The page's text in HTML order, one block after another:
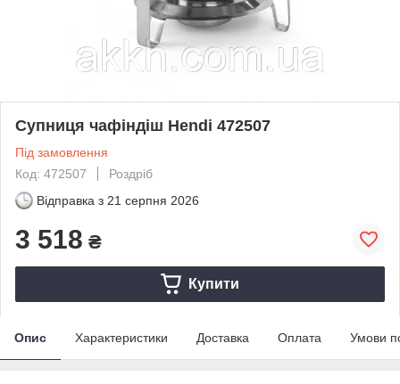
Супниця чафіндіш Hendi 472507
Під замовлення
Код: 472507
Роздріб
Відправка з 21 серпня 2026
3 518 ₴
Купити
Опис Характеристики Доставка Оплата Умови